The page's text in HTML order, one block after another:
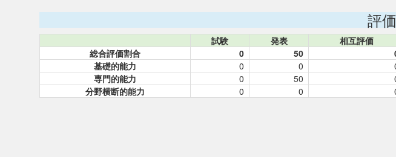
評
試験 発表 相互評価
総合評価割合
0 50
基礎的能力
0 0
専門的能力
0 50
分野横断的能力
0 0